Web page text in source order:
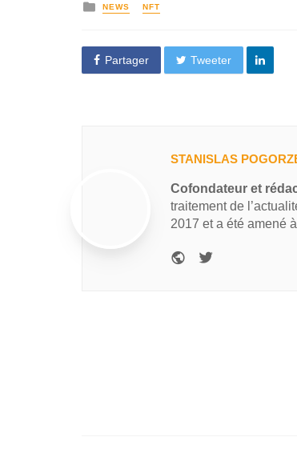
NEWS NFT
Partager Tweeter
STANISLAS
Cofondateur et
traitement de
2017 et a été amené